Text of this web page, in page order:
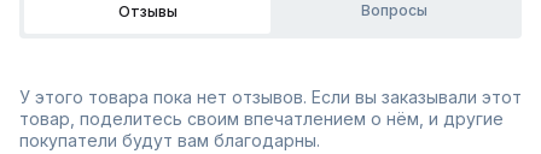
Отзывы Вопросы
У этого товара пока нет отзывов. Если вы заказывали этот
товар, поделитесь своим впечатлением о нём, и другие
покупатели будут вам благодарны.